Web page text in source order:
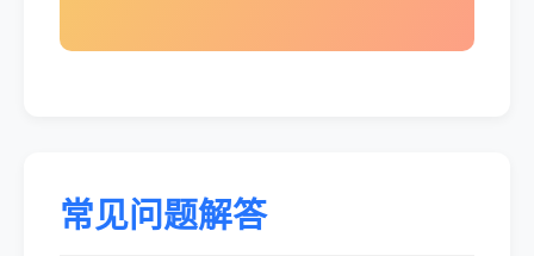
常见问题解答